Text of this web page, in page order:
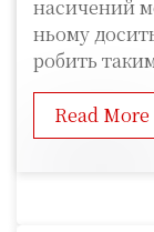
насичений
ньому
робить
Read More